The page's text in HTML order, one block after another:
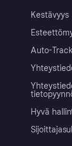
Kestävyys
Auto-Track
Hyvä